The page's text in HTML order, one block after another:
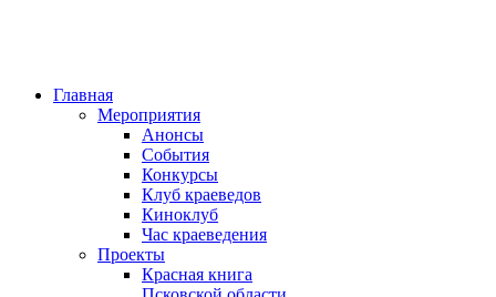
Главная
Мероприятия
Анонсы
События
Конкурсы
Клуб краеведов
Киноклуб
Час краеведения
Проекты
Красная книга